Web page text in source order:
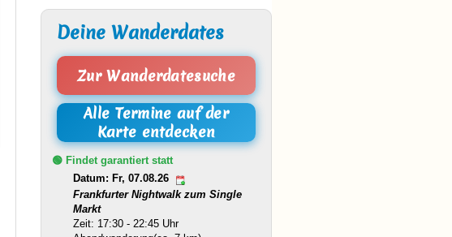
Deine Wanderdates
Zur Wanderdatesuche
Alle Termine auf der
Karte entdecken
🟢 Findet garantiert statt
Datum: Fr, 07.08.26
Frankfurter Nightwalk zum Single
Markt
Zeit: 17:30 - 22:45 Uhr